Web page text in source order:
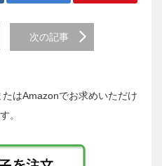
次の記事
はAmazonでお求めいただけ
。